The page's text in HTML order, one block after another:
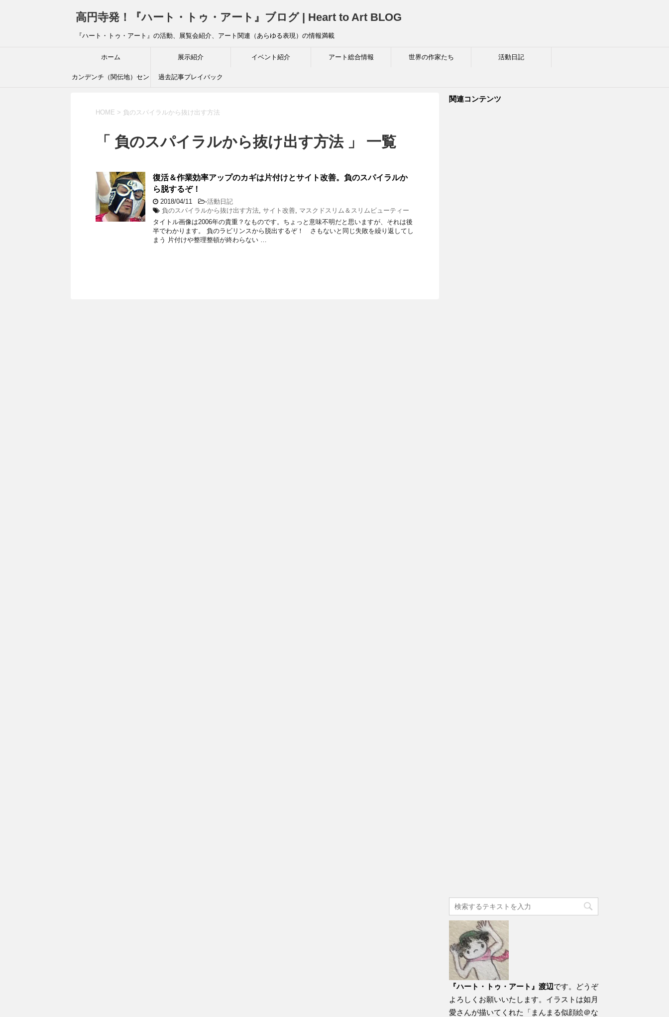
高円寺発！『ハート・トゥ・アート』ブログ | Heart to Art BLOG
『ハート・トゥ・アート』の活動、展覧会紹介、アート関連（あらゆる表現）の情報満載
ホーム 展示紹介 イベント紹介 アート総合情報 世界の作家たち 活動日記
カンデンチ（関伝地）セン 過去記事プレイバック
HOME > 負のスパイラルから抜け出す方法
「 負のスパイラルから抜け出す方法 」 一覧
復活＆作業効率アップのカギは片付けとサイト改善。負のスパイラルか
ら脱するぞ！
2018/04/11 -活動日記
負のスパイラルから抜け出す方法, サイト改善, マスクドスリム＆スリムビューティー
タイトル画像は2006年の貴重？なものです。ちょっと意味不明だと思いますが、それは後
半でわかります。 負のラビリンスから脱出するぞ！ さもないと同じ失敗を繰り返してし
まう 片付けや整理整頓が終わらない …
関連コンテンツ
『ハート・トゥ・アート』渡辺です。どうぞ
よろしくお願いいたします。イラストは如月
愛さんが描いてくれた「まんまる似顔絵＠な